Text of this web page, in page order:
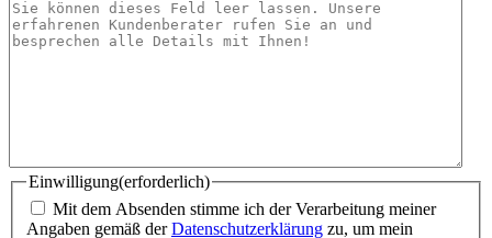
Einwilligung(erforderlich)
Mit dem Absenden stimme ich der Verarbeitung meiner
Angaben gemäß derDatenschutzerklärung zu, um mein